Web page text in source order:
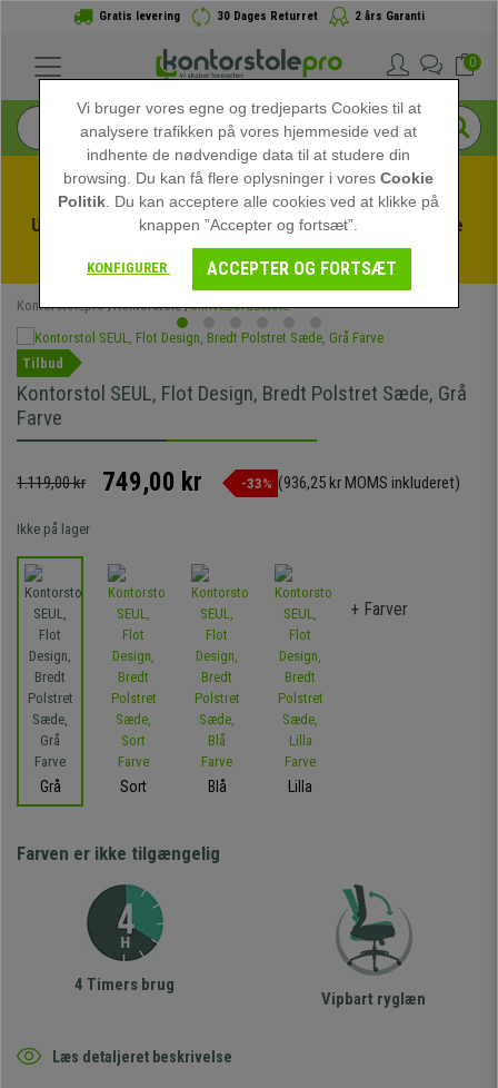
Gratis levering 30 Dages Returret 2 års Garanti
0
Udnyt sommerudsalget hos kontorstolepro! Eksklusive
rabatter i en begrænset periode - Se tilbuddet
Kontorstolepro Kontorstole Skrivebordsstole
Tilbud
Kontorstol SEUL, Flot Design, Bredt Polstret Sæde, Grå
Farve
1.119,00 kr 749,00 kr -33% (936,25 kr MOMS inkluderet)
Ikke på lager
Grå Sort Blå Lilla
+ Farver
Farven er ikke tilgængelig
4 Timers brug
Vipbart ryglæn
Læs detaljeret beskrivelse
Vi bruger vores egne og tredjeparts Cookies til at
analysere trafikken på vores hjemmeside ved at
indhente de nødvendige data til at studere din
browsing. Du kan få flere oplysninger i voresCookie
Politik . Du kan acceptere alle cookies ved at klikke på
knappen ”Accepter og fortsæt”.
KONFIGURER ACCEPTER OG FORTSÆT